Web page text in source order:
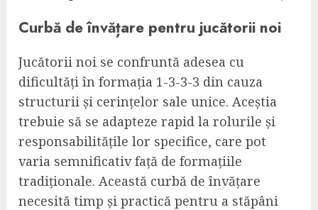
Curbă de învățare pentru jucătorii noi
Jucătorii noi se confruntă adesea cu
dificultăți în formația 1-3-3-3 din cauza
structurii și cerințelor sale unice. Aceștia
trebuie să se adapteze rapid la rolurile și
responsabilitățile lor specifice, care pot
varia semnificativ față de formațiile
tradiționale. Această curbă de învățare
necesită timp și practică pentru a stăpâni